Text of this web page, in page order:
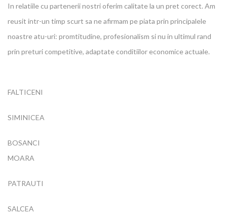
In relatiile cu partenerii nostri oferim calitate la un pret corect. Am
reusit intr-un timp scurt sa ne afirmam pe piata prin principalele
noastre atu-uri: promtitudine, profesionalism si nu in ultimul rand
prin preturi competitive, adaptate conditiilor economice actuale.
FALTICENI
SIMINICEA
BOSANCI
MOARA
PATRAUTI
SALCEA